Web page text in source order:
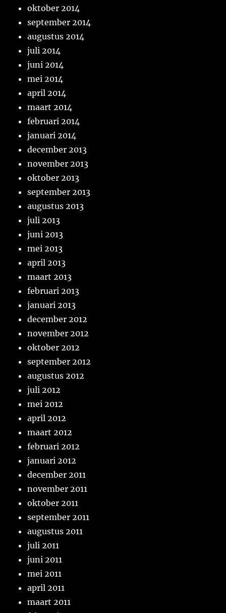
oktober 2014
september 2014
augustus 2014
juli 2014
juni 2014
mei 2014
april 2014
maart 2014
februari 2014
januari 2014
december 2013
november 2013
oktober 2013
september 2013
augustus 2013
juli 2013
juni 2013
mei 2013
april 2013
maart 2013
februari 2013
januari 2013
december 2012
november 2012
oktober 2012
september 2012
augustus 2012
juli 2012
mei 2012
april 2012
maart 2012
februari 2012
januari 2012
december 2011
november 2011
oktober 2011
september 2011
augustus 2011
juli 2011
juni 2011
mei 2011
april 2011
maart 2011